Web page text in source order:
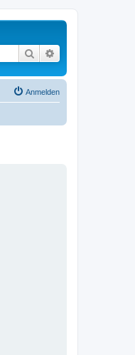
Suche
Anmelden